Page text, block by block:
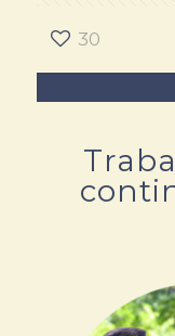
30